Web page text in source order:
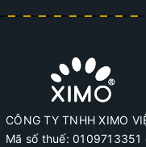
CÔNG TY TNHH XIMO
Mã số thuế: